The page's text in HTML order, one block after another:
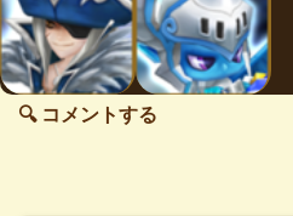
🔍 コメントする